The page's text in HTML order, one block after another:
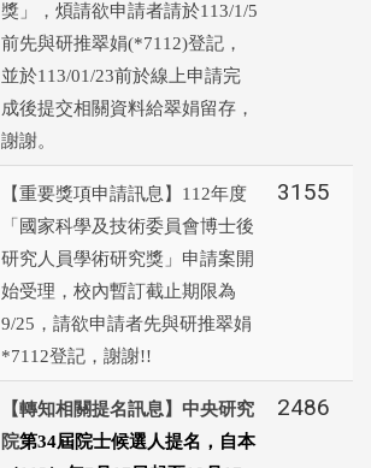
獎」，煩請欲申請者請於113/1/5
前先與研推翠娟(*7112)登記，
並於113/01/23前於線上申請完
成後提交相關資料給翠娟留存，
謝謝。
【重要獎項申請訊息】112年度
「國家科學及技術委員會博士後
研究人員學術研究獎」申請案開
始受理，校內暫訂截止期限為
9/25，請欲申請者先與研推翠娟
*7112登記，謝謝!!
3155
【轉知相關提名訊息】中央研究
院第34屆院士候選人提名，自本
2486